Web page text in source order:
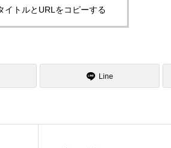
イトルとURLをコピーする
Line